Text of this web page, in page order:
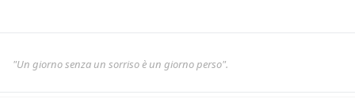
"Un giorno senza un sorriso è un giorno perso".